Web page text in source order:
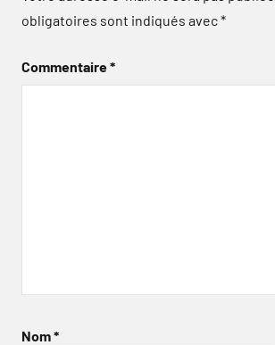
obligatoires sont indiqués avec*
Commentaire*
Nom*